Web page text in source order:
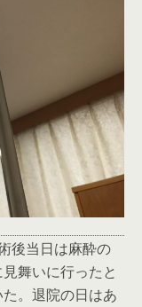
後当日は麻酔の
舞いに行ったと
。退院の日はあ